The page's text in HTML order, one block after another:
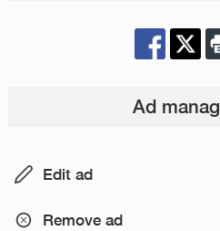
Ad
Edit ad
Remove ad